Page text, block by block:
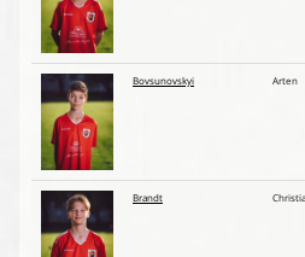
Bovsunovskyi Arten
Brandt